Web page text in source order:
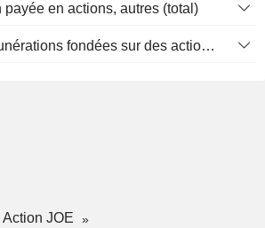
payée en actions, autres (total)
Total des rémunérations fondées sur des actions
Action JOE